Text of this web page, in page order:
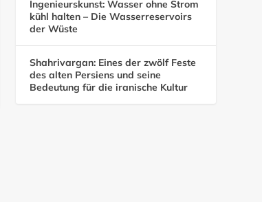
Ingenieurskunst: Wasser ohne Strom
kühl halten – Die Wasserreservoirs
der Wüste
Shahrivargan: Eines der zwölf Feste
des alten Persiens und seine
Bedeutung für die iranische Kultur